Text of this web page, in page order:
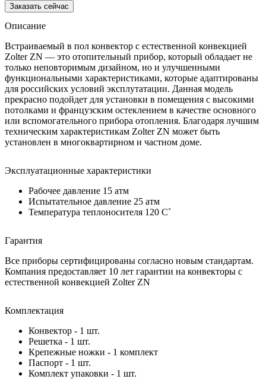
Заказать сейчас
Описание
Встраиваемый в пол конвектор с естественной конвекцией
Zolter ZN — это отопительный прибор, который обладает не
только неповторимым дизайном, но и улучшенными
функциональными характеристиками, которые адаптированы
для российских условий эксплутатации. Данная модель
прекрасно подойдет для установки в помещения с высокими
потолками и французским остеклением в качестве основного
или вспомогательного прибора отопления. Благодаря лучшим
техническим характеристикам Zolter ZN может быть
установлен в многоквартирном и частном доме.
Эксплуатационные характеристики
Рабочее давление 15 атм
Испытательное давление 25 атм
Температура теплоносителя 120 C˚
Гарантия
Все приборы сертифицированы согласно новым стандартам.
Компания предоставляет 10 лет гарантии на конвекторы с
естественной конвекцией Zolter ZN
Комплектация
Конвектор - 1 шт.
Решетка - 1 шт.
Крепежные ножки - 1 комплект
Паспорт - 1 шт.
Комплект упаковки - 1 шт.